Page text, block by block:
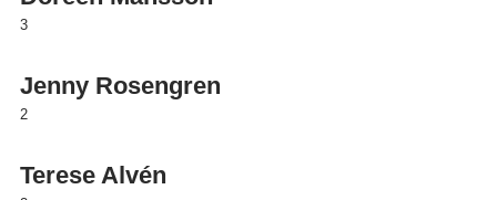
3
Jenny Rosengren
2
Terese Alvén